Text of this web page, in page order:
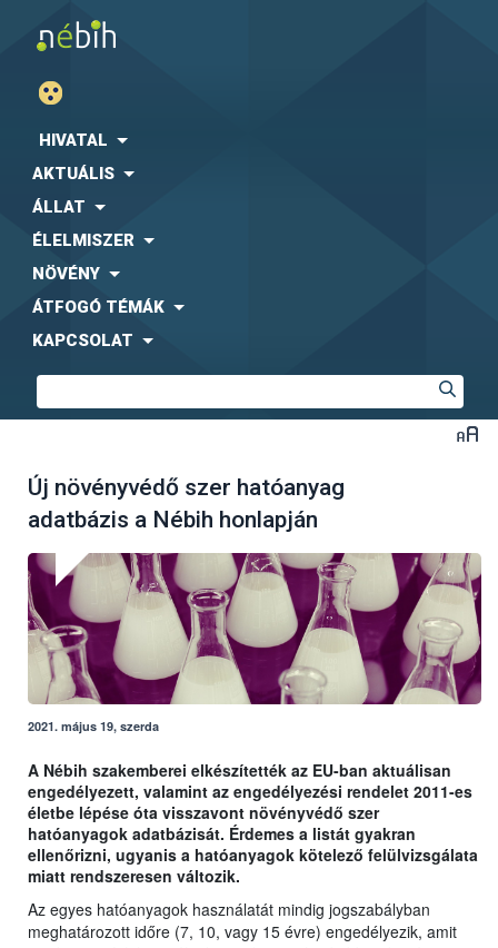
HIVATAL
AKTUÁLIS
ÁLLAT
ÉLELMISZER
NÖVÉNY
ÁTFOGÓ TÉMÁK
KAPCSOLAT
Új növényvédő szer hatóanyag
adatbázis a Nébih honlapján
2021. május 19, szerda
A Nébih szakemberei elkészítették az EU-ban aktuálisan
engedélyezett, valamint az engedélyezési rendelet 2011-es
életbe lépése óta visszavont növényvédő szer
hatóanyagok adatbázisát. Érdemes a listát gyakran
ellenőrizni, ugyanis a hatóanyagok kötelező felülvizsgálata
miatt rendszeresen változik.
Az egyes hatóanyagok használatát mindig jogszabályban
meghatározott időre (7, 10, vagy 15 évre) engedélyezik, amit